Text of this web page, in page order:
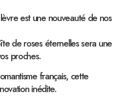
est une nouveauté de nos
de roses éternelles sera une
proches.
français, cette
inédite.